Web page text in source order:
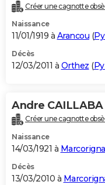
Créer une cagnotte
Naissance
11/01/1919 à Arancou (
Décès
12/03/2011 à Orthez (
Andre CAILLABA
Créer une cagnotte
Naissance
14/03/1921 à
Décès
13/03/2010 à